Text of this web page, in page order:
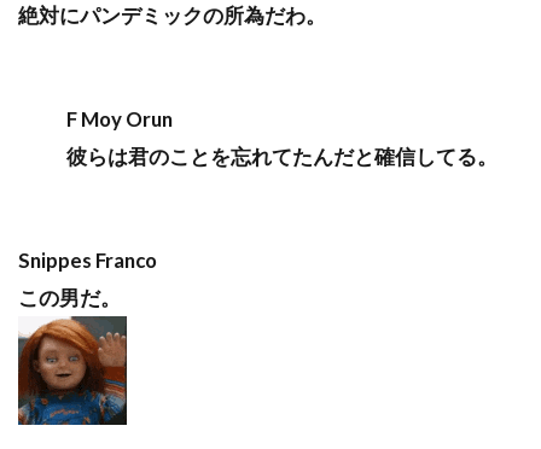
絶対にパンデミックの所為だわ。
F Moy Orun
彼らは君のことを忘れてたんだと確信してる。
Snippes Franco
この男だ。